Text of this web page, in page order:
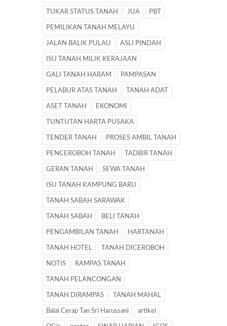
TUKAR STATUS TANAH JUA PBT
PEMILIKAN TANAH MELAYU
JALAN BALIK PULAU ASLI PINDAH
ISU TANAH MILIK KERAJAAN
GALI TANAH HARAM PAMPASAN
PELABUR ATAS TANAH TANAH ADAT
ASET TANAH EKONOMI
TUNTUTAN HARTA PUSAKA
TENDER TANAH PROSES AMBIL TANAH
PENCEROBOH TANAH TADBIR TANAH
GERAN TANAH SEWA TANAH
ISU TANAH KAMPUNG BARU
TANAH SABAH SARAWAK
TANAH SABAH BELI TANAH
PENGAMBILAN TANAH HARTANAH
TANAH HOTEL TANAH DICEROBOH
NOTIS RAMPAS TANAH
TANAH PELANCONGAN
TANAH DIRAMPAS TANAH MAHAL
Balai Cerap Tan Sri Harussani artikel